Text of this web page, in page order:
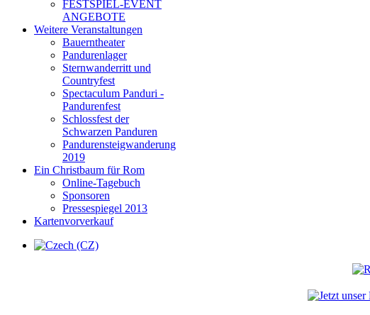
FESTSPIEL-EVENT
ANGEBOTE
Weitere Veranstaltungen
Bauerntheater
Pandurenlager
Sternwanderritt und
Countryfest
Spectaculum Panduri -
Pandurenfest
Schlossfest der
Schwarzen Panduren
Pandurensteigwanderung
2019
Ein Christbaum für Rom
Online-Tagebuch
Sponsoren
Pressespiegel 2013
Kartenvorverkauf